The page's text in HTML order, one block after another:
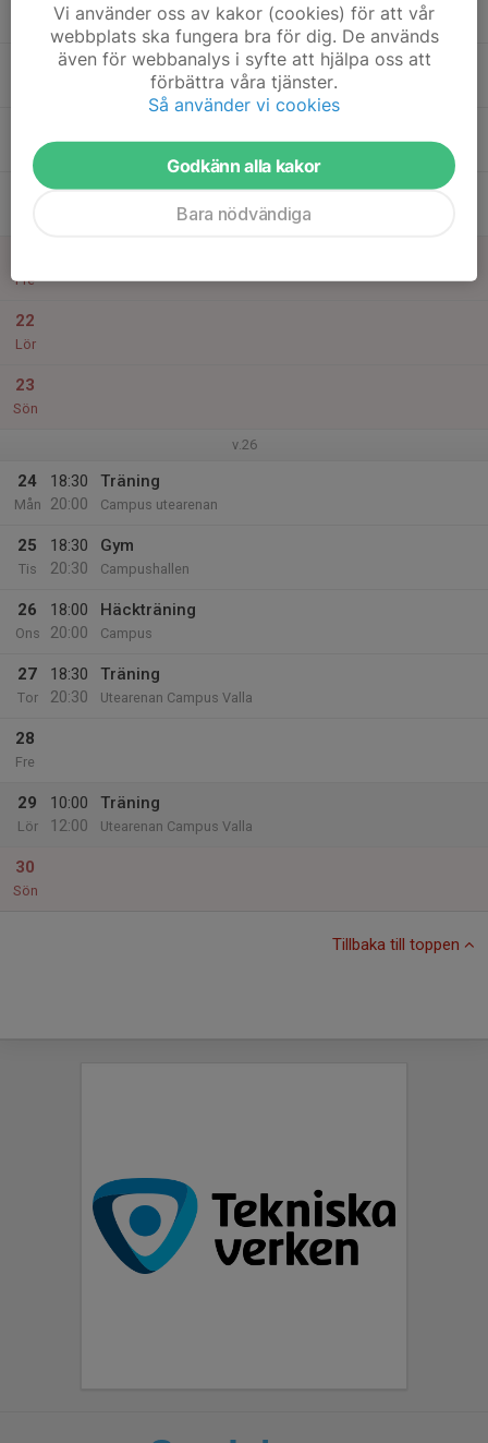
20:30
Campushallen
Ons
18:30
Träning
Campushallen
Fre
22
Lör
23
Sön
v.26
24
Mån
18:30
20:00
Träning
Campus utearenan
25
Tis
18:30
20:30
Gym
Campushallen
26
Ons
18:00
20:00
Häckträning
Campus
27
Tor
18:30
20:30
Träning
Utearenan Campus Valla
28
Fre
29
Lör
10:00
12:00
Träning
Utearenan Campus Valla
30
Sön
Tillbaka till toppen
Vi använder oss av kakor (cookies) för att vår
webbplats ska fungera bra för dig. De används
även för webbanalys i syfte att hjälpa oss att
förbättra våra tjänster.
Så använder vi cookies
Godkänn alla kakor
Bara nödvändiga